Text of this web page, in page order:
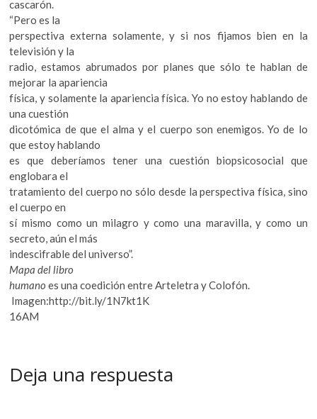
cascarón.
“Pero es la
perspectiva externa solamente, y si nos fijamos bien en la
televisión y la
radio, estamos abrumados por planes que sólo te hablan de
mejorar la apariencia
física, y solamente la apariencia física. Yo no estoy hablando de
una cuestión
dicotómica de que el alma y el cuerpo son enemigos. Yo de lo
que estoy hablando
es que deberíamos tener una cuestión biopsicosocial que
englobara el
tratamiento del cuerpo no sólo desde la perspectiva física, sino
el cuerpo en
sí mismo como un milagro y como una maravilla, y como un
secreto, aún el más
indescifrable del universo”.
Mapa del libro
humanoes una coedición entre Arteletra y Colofón.
Imagen:http://bit.ly/1N7kt1K
16AM
Deja una respuesta